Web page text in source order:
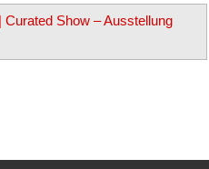
Show – Ausstellung